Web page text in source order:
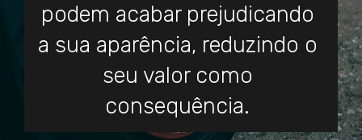
podem acabar prejudicando
a sua aparência, reduzindo o
seu valor como
consequência.